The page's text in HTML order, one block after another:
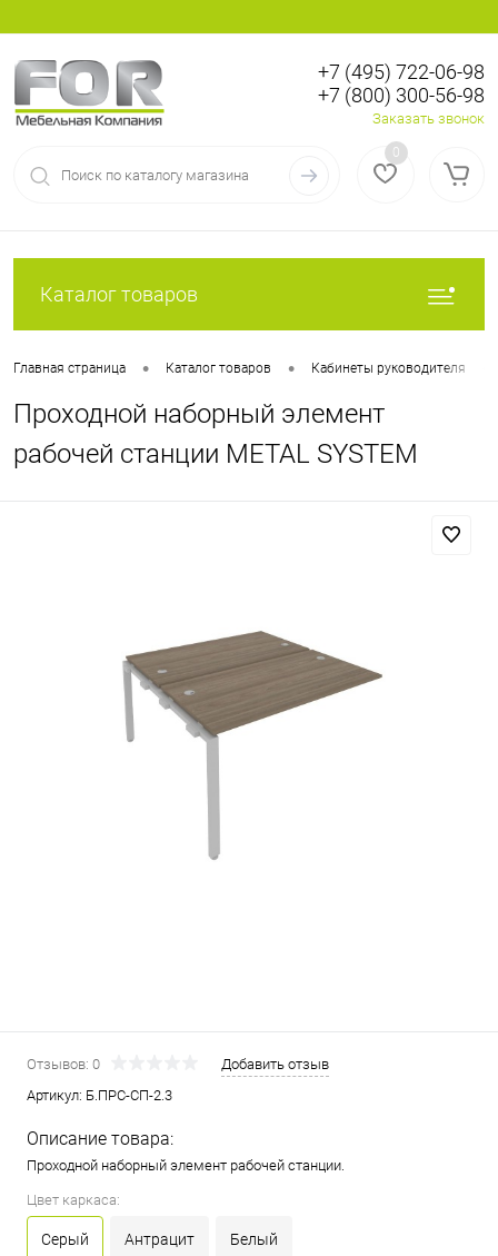
Регистрация
+7 (495) 722-06-98
+7 (800) 300-56-98
Заказать звонок
0
Каталог товаров
Главная страница • Каталог товаров • Кабинеты руководителя
Проходной наборный элемент
рабочей станции METAL SYSTEM
Отзывов: 0
Добавить отзыв
Артикул: Б.ПРС-СП-2.3
Описание товара:
Проходной наборный элемент рабочей станции.
Цвет каркаса:
Серый Антрацит Белый